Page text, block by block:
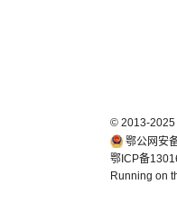
© 2013-2025
鄂公网安
鄂ICP备
Running on